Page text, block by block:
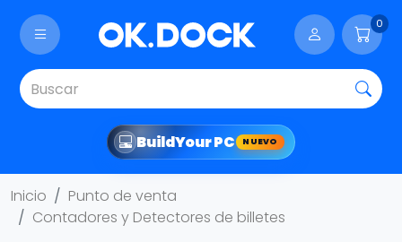
0
BuildYour PC NUEVO
Inicio
Punto de venta
Contadores y Detectores de billetes